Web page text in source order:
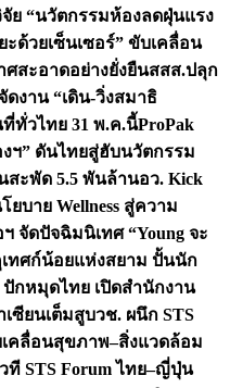
ย “นวัตกรรมห้องลดฝุ่นแรง
ด้วยเซ็นเซอร์” ขับเคลื่อน
ศสะอาดอย่างยั่งยืนสสส.ปลุก
ดงาน “เดิน-วิ่งสมาธิ
ทั่วไทย 31 พ.ค.นี้ProPak
งฯ” ดันไทยสู่ฮับนวัตกรรม
สะพัด 5.5 พันล้านอว. Kick
ยบาย Wellness สู่ความ
จัดปัจฉิมนิเทศ “Young จะ
ทศก์น้อยแห่งสยาม ปั้นนัก
ปักหมุดไทย เปิดสำนักงาน
ซียนเต็มสูบวช. ผนึก STS
คลื่อนสุขภาพ–สิ่งแวดล้อม
วที STS Forum ไทย–ญี่ปุ่น